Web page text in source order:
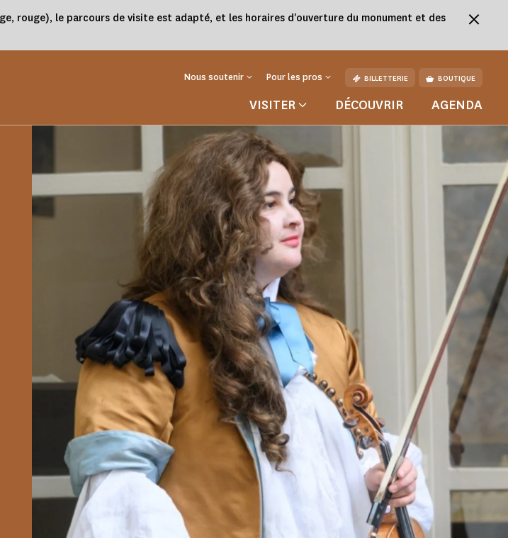
rouge), le parcours de visite est adapté, et les horaires d'ouverture du monument et des
Nous soutenir Pour les pros BILLETTERIE BOUTIQUE
VISITER DÉCOUVRIR AGENDA